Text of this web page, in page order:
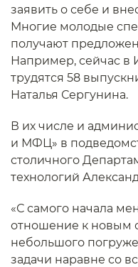
заявить о себе и
Многие молодые
получают
Например, сейчас в
трудятся 58
Наталья Сергунина.
В их числе и
и МФЦ» в
столичного
технологий
«С самого начала
отношение к новым
небольшого
задачи наравне со